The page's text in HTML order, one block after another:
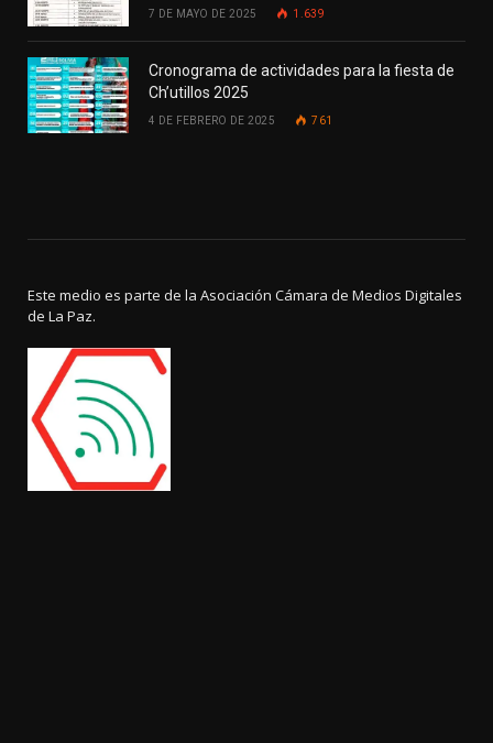
7 DE MAYO DE 2025 1.639
Cronograma de actividades para la fiesta de
Ch’utillos 2025
4 DE FEBRERO DE 2025 761
Este medio es parte de la Asociación Cámara de Medios Digitales
de La Paz.